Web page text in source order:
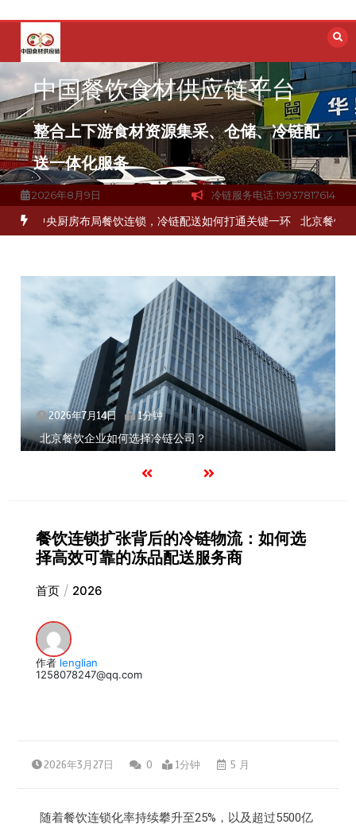
容
中国餐饮食材供应链平台
整合上下游食材资源集采、仓储、冷链配
送一体化服务
2026年8月9日 冷链服务电话:19937817614
冻品食材流通难题？ 杭州中央厨房布局餐饮连锁，冷链配送如何打通
2026年7月14日 1分钟
北京餐饮企业如何选择冷链公司？
餐饮连锁扩张背后的冷链物流：如何选
择高效可靠的冻品配送服务商
首页 2026
作者 lenglian
1258078247@qq.com
2026年3月27日 0 1分钟 5 月
随着餐饮连锁化率持续攀升至25%，以及超过5500亿